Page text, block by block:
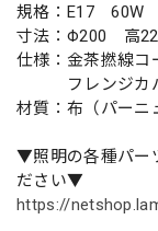
規格：E17 60W
寸法：Φ200 高
仕様：金茶撚線コ
フレンジカバ
材質：布（パーニ
▼照明の各種パー
ださい▼
https://